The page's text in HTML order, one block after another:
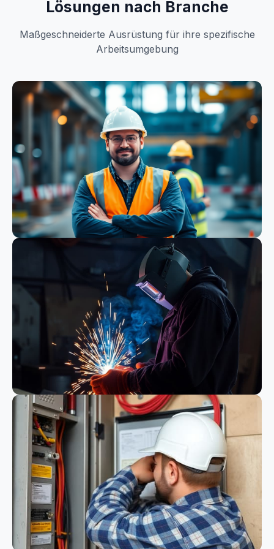
Lösungen nach Branche
Maßgeschneiderte Ausrüstung für ihre spezifische
Arbeitsumgebung
Bauwesen
Schweißen